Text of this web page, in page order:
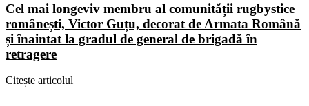
Cel mai longeviv membru al comunității rugbystice
românești, Victor Guțu, decorat de Armata Română
și înaintat la gradul de general de brigadă în
retragere
Citește articolul